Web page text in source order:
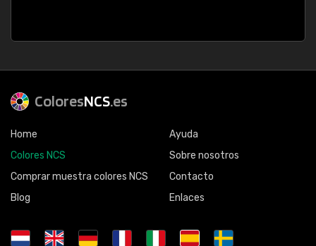
ColoresNCS.es
Home
Colores NCS
Comprar muestra colores NCS
Blog
Ayuda
Sobre nosotros
Contacto
Enlaces